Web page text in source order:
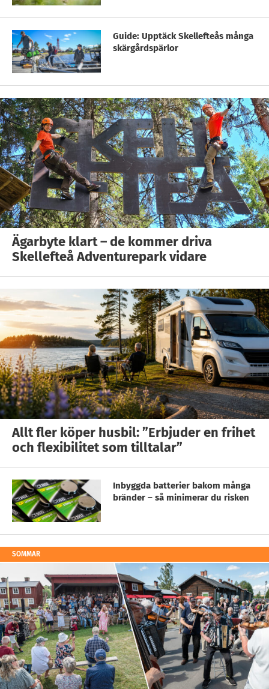
Guide: Upptäck Skellefteås många
skärgårdspärlor
Ägarbyte klart – de kommer driva
Skellefteå Adventurepark vidare
Allt fler köper husbil: ”Erbjuder en frihet
och flexibilitet som tilltalar”
Inbyggda batterier bakom många
bränder – så minimerar du risken
SOMMAR